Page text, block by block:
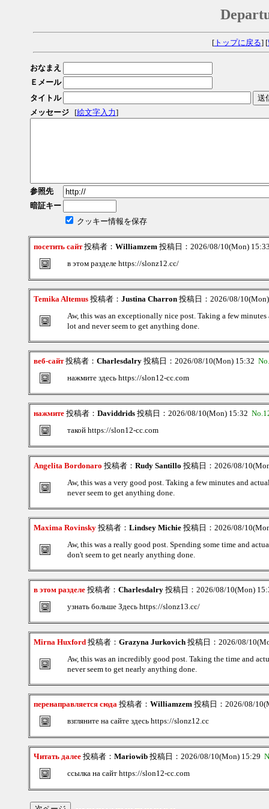
[トップに戻る] [
おなまえ
Ｅメール
タイトル
メッセージ
[絵文字入力]
参照先
暗証キー
クッキー情報を保存
посетить сайт投稿者： Williamzem 投稿日：2026/08/10(Mon)
в этом разделе https://slonz12.cc/
Temika Altemus 投稿者： Justina Charron 投稿日：2026/08/
Aw, this was an exceptionally nice post. Taking a few
lot and never seem to get anything done.
веб-сайт投稿者： Charlesdalry 投稿日：2026/08/10(Mon) 15:32
нажмите здесь https://slon12-cc.com
нажмите 投稿者： Daviddrids 投稿日：2026/08/10(Mon) 15:32
такой https://slon12-cc.com
Angelita Bordonaro 投稿者： Rudy Santillo 投稿日：2026/08/
Aw, this was a very good post. Taking a few minutes and
never seem to get anything done.
Maxima Rovinsky 投稿者： Lindsey Michie 投稿日：2026/08/
Aw, this was a really good post. Spending some time and
don't seem to get nearly anything done.
в этом разделе 投稿者： Charlesdalry 投稿日：2026/08/10(Mon)
узнать больше Здесь https://slonz13.cc/
Mirna Huxford 投稿者： Grazyna Jurkovich 投稿日：2026/08/
Aw, this was an incredibly good post. Taking the time and
never seem to get nearly anything done.
перенаправляется сюда 投稿者： Williamzem 投稿日：2026/08/
взгляните на сайте здесь https://slonz12.cc
Читать далее 投稿者： Mariowib 投稿日：2026/08/10(Mon) 15:29
ссылка на сайт https://slon12-cc.com